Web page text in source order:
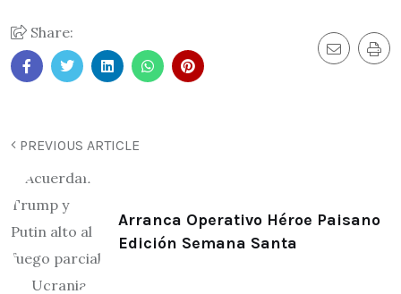
Share:
PREVIOUS ARTICLE
Arranca Operativo Héroe Paisano
Edición Semana Santa